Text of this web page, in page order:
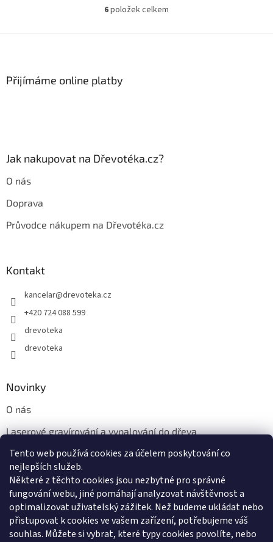
Tento web používá cookies za účelem poskytování co
nejlepších služeb.
Některé z těchto cookies jsou nezbytné pro správné
fungování webu, jiné pomáhají analyzovat návštěvnost a
optimalizovat uživatelský zážitek. Než budeme ukládat nebo
přistupovat k cookies ve vašem zařízení, potřebujeme váš
souhlas. Můžete si vybrat, které typy cookies povolíte, nebo
O
l
y
v
u
6položek celkem
Přijímáme online platby
Jak nakupovat na Dřevotéka.cz?
O nás
Doprava
Průvodce nákupem na Dřevotéka.cz
Kontakt
kancelar@drevoteka.cz
+420 724 088 599
drevoteka
drevoteka
Novinky
O nás
Laserové gravírování a vypalování do dřeva
Proč jíst z přírodních dřevěných talířů: Ekologická a Stylová
Volba